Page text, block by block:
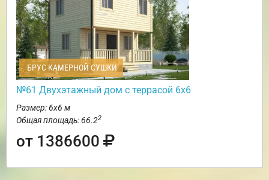
БРУС КАМЕРНОЙ СУШКИ
№61 Двухэтажный дом с террасой 6х6
Размер: 6х6 м
Общая площадь: 66.22
от 1386600